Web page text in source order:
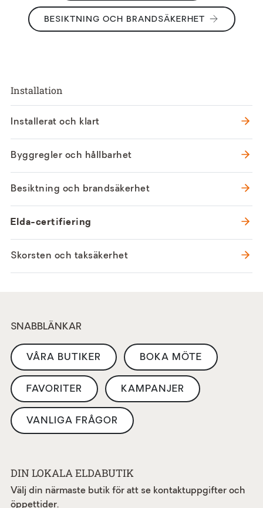
BESIKTNING OCH BRANDSÄKERHET
Installation
Installerat och klart
Byggregler och hållbarhet
Besiktning och brandsäkerhet
Elda-certifiering
Skorsten och taksäkerhet
SNABBLÄNKAR
VÅRA BUTIKER BOKA MÖTE
FAVORITER KAMPANJER
VANLIGA FRÅGOR
DIN LOKALA ELDABUTIK
Välj din närmaste butik för att se kontaktuppgifter och
öppettider.